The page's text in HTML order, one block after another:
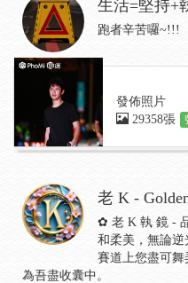
生活=堅持+
跑者辛苦囉~!!!
發佈照片
29358張
老 K -
✿ 老 K 執 鏡 -
和柔美，無論逆
賽道上您盡可
為吾盡收囊中。